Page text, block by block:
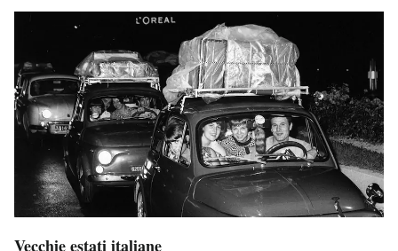
Vecchie estati italiane